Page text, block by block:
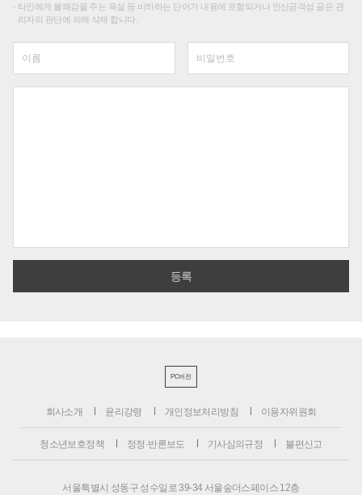
타인에게 불쾌감을 주는 욕설 등 비하하는 단어가 내용에 포함되거나 인신공격성 글은 관
리자의 판단에 의해 삭제 합니다.
PC버전
회사소개 윤리강령 개인정보처리방침 이용자위원회
청소년보호정책 정정·반론보도 기사심의규정 불편신고
서울특별시 성동구 성수일로 39-34 서울숲더스페이스 12층